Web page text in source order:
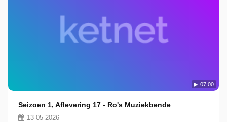
07:00
Seizoen 1, Aflevering 17 - Ro's Muziekbende
13-05-2026